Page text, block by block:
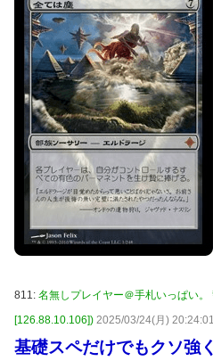
811: 名無しプレイヤー＠手札いっぱい
[126.88.10.106]) 2025/03/24(月)
基礎スペだけでもクソ強